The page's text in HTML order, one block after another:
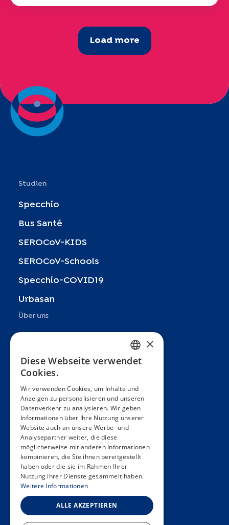
Load more
Studien
Specchio
Bus Santé
SEROCoV-KIDS
SEROCoV-Schools
Specchio-COVID19
Urbasan
Über uns
Teams
Partner
Veröffentlichungen
Zoom In
FAQ
Kontakt
Allgemeine Bedingungen
Hôpitaux Universitaires Genève
Université de Genève
FRENCH
SPANISH
GERMAN
PORTUGUESE
×
Diese Webseite verwendet
Cookies.
Wir verwenden Cookies, um Inhalte und
Anzeigen zu personalisieren und unseren
Datenverkehr zu analysieren. Wir geben
Informationen über Ihre Nutzung unserer
Website auch an unsere Werbe- und
Analysepartner weiter, die diese
möglicherweise mit anderen Informationen
kombinieren, die Sie ihnen bereitgestellt
haben oder die sie im Rahmen Ihrer
Nutzung ihrer Dienste gesammelt haben.
Weitere Informationen
ALLE AKZEPTIEREN